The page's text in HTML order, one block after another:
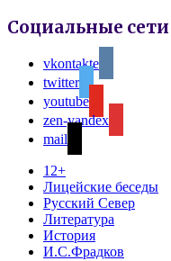
Социальные сети
vkontakte
twitter
youtube
zen-yandex
mail
12+
Лицейские беседы
Русский Север
Литература
История
И.С.Фрадков